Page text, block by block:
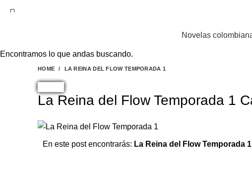
Novelas
HOME LA REINA DEL FLOW TEMPORADA 1
LA REINA DEL FLOW TEMPORADA 1
La Reina del Flow Temporada 1
En este post encontrarás: La Reina del Flow Temporada
Encontramos lo que andas buscando.